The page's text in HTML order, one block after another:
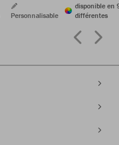
Personnalisable
disponible en
différentes